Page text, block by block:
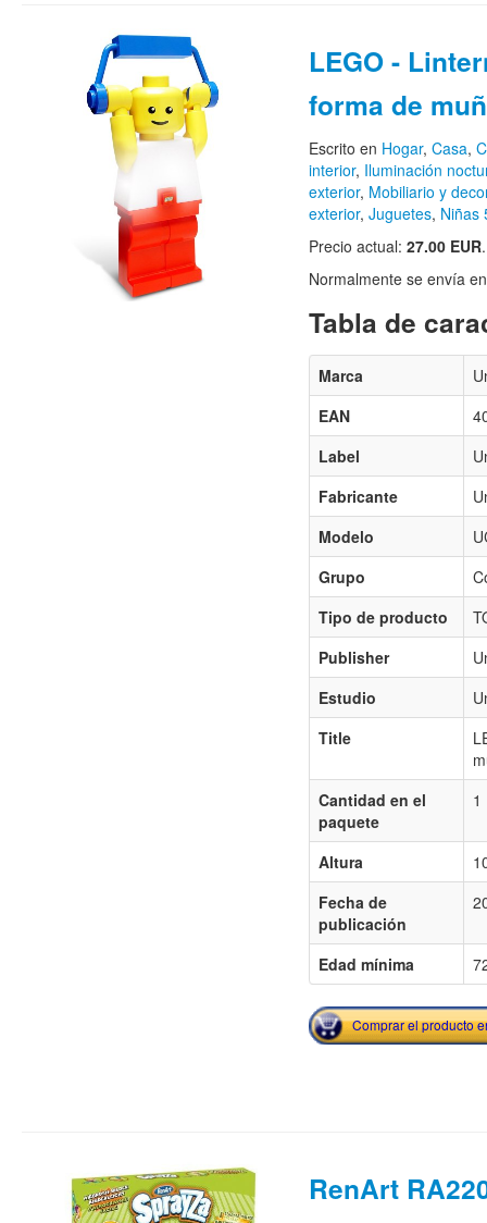
LEGO -
forma de
Escrito en Hogar, Casa,
interior, Iluminación
exterior, Mobiliario y
exterior, Juguetes, Niñas
Precio actual: 27.00 EUR.
Normalmente se envía
Tabla de
Marca
EAN
Label
Fabricante
Modelo
Grupo
Tipo de producto
Publisher
Estudio
Title
Cantidad en el
paquete
1
Altura
Fecha de
publicación
Edad mínima
Comprar el producto
RenArt